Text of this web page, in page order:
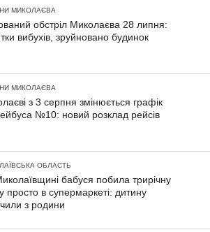
МИКОЛАЄВА
обстріл Миколаєва 28 липня:
вибухів, зруйновано будинок
МИКОЛАЄВА
з 3 серпня змінюється графік
№10: новий розклад рейсів
ОБЛАСТЬ
бабуся побила трирічну
просто в супермаркеті: дитину
з родини